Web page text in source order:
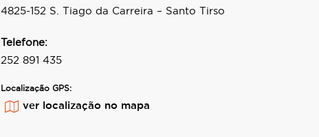
4825-152 S. Tiago da Carreira – Santo Tirso
Telefone:
252 891 435
Localização GPS:
ver localização no mapa